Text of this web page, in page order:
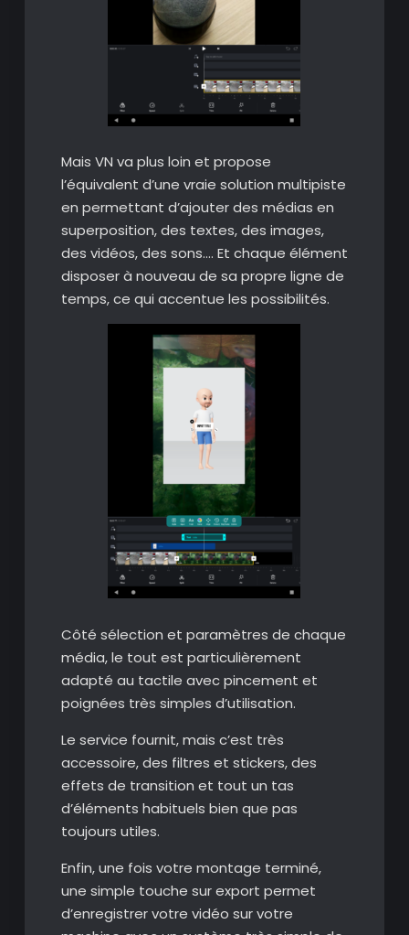
Mais VN va plus loin et propose
l’équivalent d’une vraie solution multipiste
en permettant d’ajouter des médias en
superposition, des textes, des images,
des vidéos, des sons…. Et chaque élément
disposer à nouveau de sa propre ligne de
temps, ce qui accentue les possibilités.
Côté sélection et paramètres de chaque
média, le tout est particulièrement
adapté au tactile avec pincement et
poignées très simples d’utilisation.
Le service fournit, mais c’est très
accessoire, des filtres et stickers, des
effets de transition et tout un tas
d’éléments habituels bien que pas
toujours utiles.
Enfin, une fois votre montage terminé,
une simple touche sur export permet
d’enregistrer votre vidéo sur votre